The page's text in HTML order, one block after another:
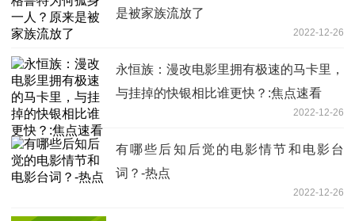
是被家族流放了
2022-12-26
永恒族：漫改电影里拥有极速的马卡里，
与挂掉的快银相比谁更快？:焦点速看
2022-12-26
有哪些后知后觉的电影情节和电影台
词？-热点
2022-12-26